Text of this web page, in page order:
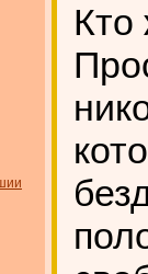
Кто